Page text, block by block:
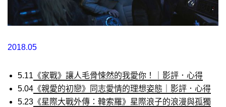
2018.05
5.11 《家戰》讓人毛骨悚然的我愛你！｜影評．心得
5.04 《親愛的初戀》同志愛情的理想姿態｜影評．心得
5.23 《星際大戰外傳：韓索羅》星際浪子的浪漫與孤獨